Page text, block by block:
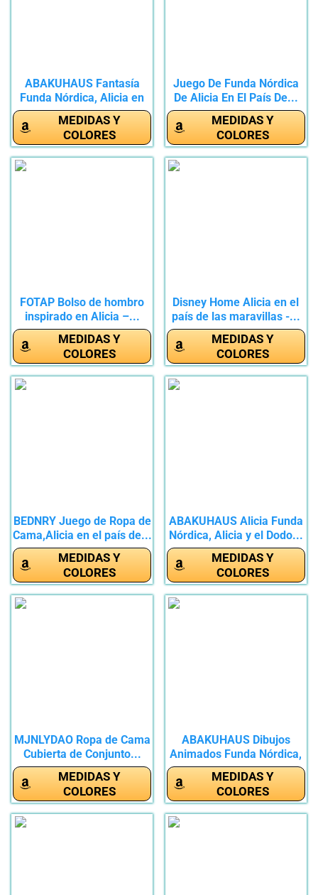
ABAKUHAUS Fantasía
Funda Nórdica, Alicia en
el...
MEDIDAS Y
COLORES
Juego De Funda Nórdica
De Alicia En El País De...
MEDIDAS Y
COLORES
FOTAP Bolso de hombro
inspirado en Alicia –...
MEDIDAS Y
COLORES
Disney Home Alicia en el
país de las maravillas -...
MEDIDAS Y
COLORES
BEDNRY Juego de Ropa de
Cama,Alicia en el país de...
MEDIDAS Y
COLORES
ABAKUHAUS Alicia Funda
Nórdica, Alicia y el Dodo...
MEDIDAS Y
COLORES
MJNLYDAO Ropa de Cama
Cubierta de Conjunto...
MEDIDAS Y
COLORES
ABAKUHAUS Dibujos
Animados Funda Nórdica,
país...
MEDIDAS Y
COLORES